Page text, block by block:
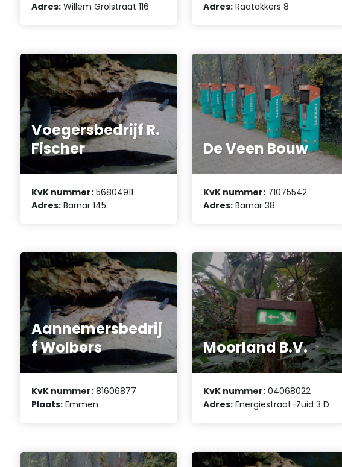
Adres: Willem Grolstraat 116
Adres: Raatakkers 8
Voegersbedrijf R.
Fischer
KvK nummer: 56804911
Adres: Barnar 145
De Veen Bouw
KvK nummer: 71075542
Adres: Barnar 38
Aannemersbedrij
f Wolbers
KvK nummer: 81606877
Plaats: Emmen
Moorland B.V.
KvK nummer: 04068022
Adres: Energiestraat-Zuid 3 D